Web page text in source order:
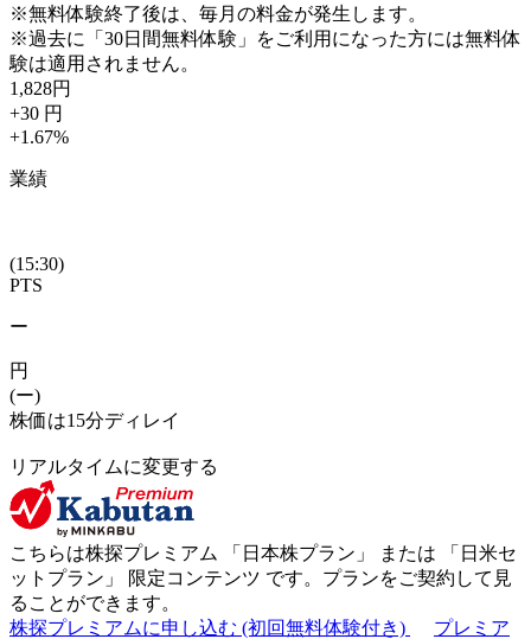
※無料体験終了後は、毎月の料金が発生します。
※過去に「30日間無料体験」をご利用になった方には無料体
験は適用されません。
1,828円
+30 円
+1.67%
業績
(15:30)
PTS
ー
円
(ー)
株価は15分ディレイ
リアルタイムに変更する
こちらは株探プレミアム 「 日本株プラン 」 または 「 日米セ
ットプラン 」 限定コンテンツ です。プランをご契約して見
ることができます。
株探プレミアムに申し込む (初回無料体験付き)
プレミア